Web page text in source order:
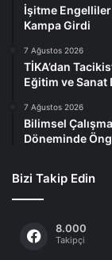
İşitme Engelliler
Kampa Girdi
7 Ağustos 2026
TİKA’dan
Eğitim ve Sanat
7 Ağustos 2026
Bilimsel
Döneminde
Bizi Takip Edin
8.000
Takipçi